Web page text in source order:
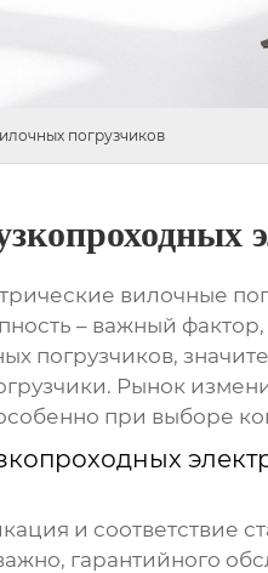
погрузчиков
вилочные
– важный
погрузчиков,
Рынок
при выборе
и соответствие
гарантийного